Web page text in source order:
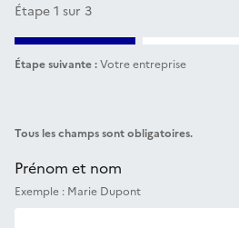
Étape 1 sur 3
Étape suivante :Votre entreprise
Tous les champs sont obligatoires.
Prénom et nom
Exemple : Marie Dupont